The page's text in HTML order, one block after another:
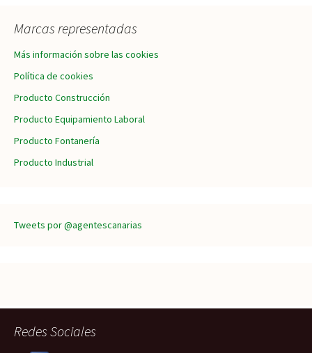
Marcas representadas
Más información sobre las cookies
Política de cookies
Producto Construcción
Producto Equipamiento Laboral
Producto Fontanería
Producto Industrial
Tweets por @agentescanarias
Redes Sociales